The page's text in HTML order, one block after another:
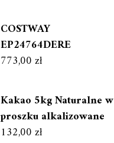
COSTWAY
EP24764DERE
773,00zł
Kakao 5kg Naturalne w
proszku alkalizowane
132,00zł